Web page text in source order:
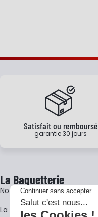
Satisfait ou remboursé
garantie 30 jours
La Baguetterie
Notre histoire
La BagShow